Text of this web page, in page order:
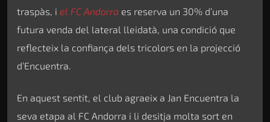
traspàs, i el FC Andorra es reserva un 30% d’una
futura venda del lateral lleidatà, una condició que
reflecteix la confiança dels tricolors en la projecció
d’Encuentra.
En aquest sentit, el club agraeix a Jan Encuentra la
seva etapa al FC Andorra i li desitja molta sort en